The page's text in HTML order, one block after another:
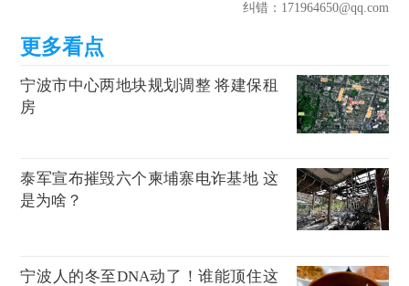
纠错：171964650@qq.com
宁波市中心两地块规划调整 将建保租
房
泰军宣布摧毁六个柬埔寨电诈基地 这
是为啥？
宁波人的冬至DNA动了！谁能顶住这